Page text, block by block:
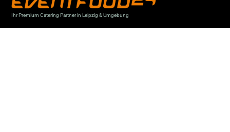
Ihr Premium Catering Partner in Leipzig & Umgebung